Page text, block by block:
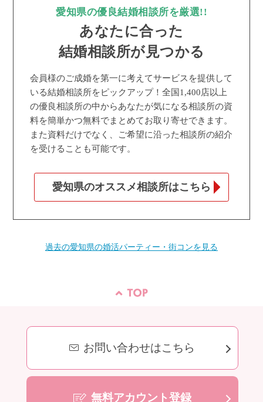
愛知県の優良結婚相談所を厳選!!
あなたに合った
結婚相談所が見つかる
会員様のご成婚を第一に考えてサービスを提供して
いる結婚相談所をピックアップ！全国1,400店以上
の優良相談所の中からあなたが気になる相談所の資
料を簡単かつ無料でまとめてお取り寄せできます。
また資料だけでなく、ご希望に沿った相談所の紹介
を受けることも可能です。
愛知県のオススメ相談所はこちら
過去の愛知県の婚活パーティー・街コンを見る
お問い合わせはこちら
無料アカウント登録